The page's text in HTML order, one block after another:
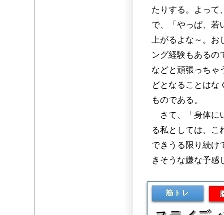
たりする。よって
で、「やっぱ、若
上がるよな～。お
ング経験もあるの
などと頑張っちゃ
どとなることはな
ものである。
さて、「身体に
る私としては、こ
できうる限り続け
きそうな嫌な予感